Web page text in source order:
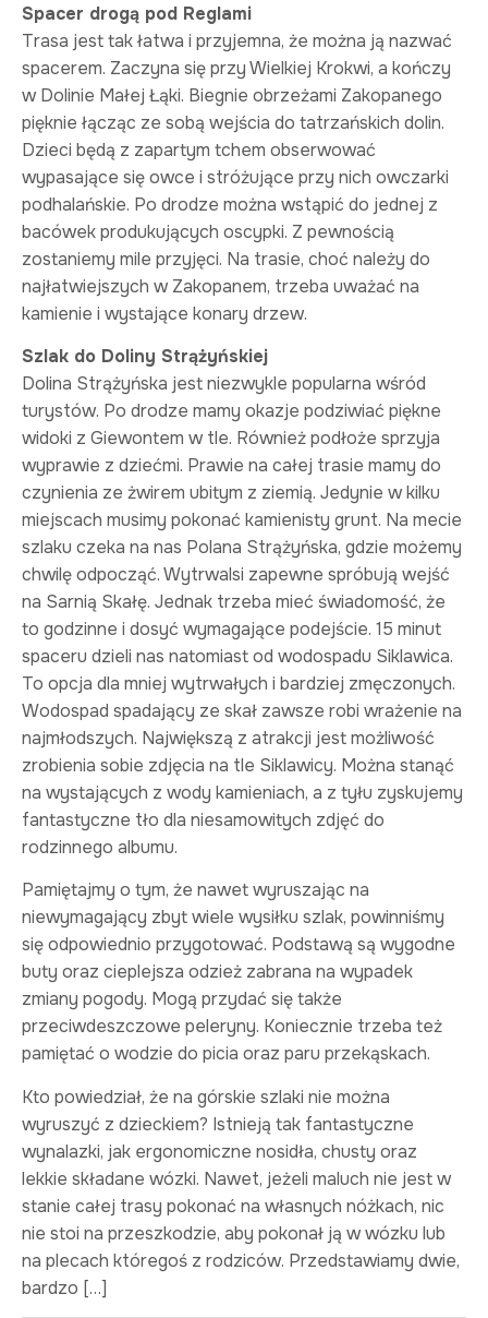
Spacer drogą pod Reglami
Trasa jest tak łatwa i przyjemna, że można ją nazwać
spacerem. Zaczyna się przy Wielkiej Krokwi, a kończy
w Dolinie Małej Łąki. Biegnie obrzeżami Zakopanego
pięknie łącząc ze sobą wejścia do tatrzańskich dolin.
Dzieci będą z zapartym tchem obserwować
wypasające się owce i stróżujące przy nich owczarki
podhalańskie. Po drodze można wstąpić do jednej z
bacówek produkujących oscypki. Z pewnością
zostaniemy mile przyjęci. Na trasie, choć należy do
najłatwiejszych w Zakopanem, trzeba uważać na
kamienie i wystające konary drzew.
Szlak do Doliny Strążyńskiej
Dolina Strążyńska jest niezwykle popularna wśród
turystów. Po drodze mamy okazje podziwiać piękne
widoki z Giewontem w tle. Również podłoże sprzyja
wyprawie z dziećmi. Prawie na całej trasie mamy do
czynienia ze żwirem ubitym z ziemią. Jedynie w kilku
miejscach musimy pokonać kamienisty grunt. Na mecie
szlaku czeka na nas Polana Strążyńska, gdzie możemy
chwilę odpocząć. Wytrwalsi zapewne spróbują wejść
na Sarnią Skałę. Jednak trzeba mieć świadomość, że
to godzinne i dosyć wymagające podejście. 15 minut
spaceru dzieli nas natomiast od wodospadu Siklawica.
To opcja dla mniej wytrwałych i bardziej zmęczonych.
Wodospad spadający ze skał zawsze robi wrażenie na
najmłodszych. Największą z atrakcji jest możliwość
zrobienia sobie zdjęcia na tle Siklawicy. Można stanąć
na wystających z wody kamieniach, a z tyłu zyskujemy
fantastyczne tło dla niesamowitych zdjęć do
rodzinnego albumu.
Pamiętajmy o tym, że nawet wyruszając na
niewymagający zbyt wiele wysiłku szlak, powinniśmy
się odpowiednio przygotować. Podstawą są wygodne
buty oraz cieplejsza odzież zabrana na wypadek
zmiany pogody. Mogą przydać się także
przeciwdeszczowe peleryny. Koniecznie trzeba też
pamiętać o wodzie do picia oraz paru przekąskach.
Kto powiedział, że na górskie szlaki nie można
wyruszyć z dzieckiem? Istnieją tak fantastyczne
wynalazki, jak ergonomiczne nosidła, chusty oraz
lekkie składane wózki. Nawet, jeżeli maluch nie jest w
stanie całej trasy pokonać na własnych nóżkach, nic
nie stoi na przeszkodzie, aby pokonał ją w wózku lub
na plecach któregoś z rodziców. Przedstawiamy dwie,
bardzo […]